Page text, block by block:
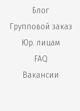
Блог
Групповой заказ
Юр. лицам
FAQ
Вакансии